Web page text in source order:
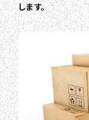
します。